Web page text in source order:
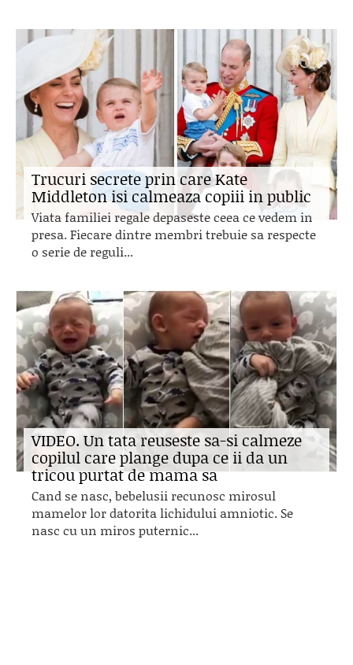
Trucuri secrete prin care Kate
Middleton isi calmeaza copiii in public
Viata familiei regale depaseste ceea ce vedem in
presa. Fiecare dintre membri trebuie sa respecte
o serie de reguli...
VIDEO. Un tata reuseste sa-si calmeze
copilul care plange dupa ce ii da un
tricou purtat de mama sa
Cand se nasc, bebelusii recunosc mirosul
mamelor lor datorita lichidului amniotic. Se
nasc cu un miros puternic...